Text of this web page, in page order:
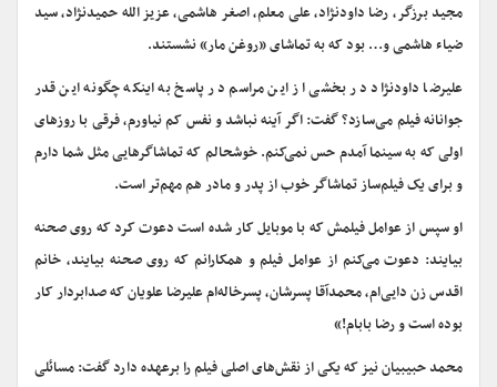
مجید برزگر، رضا داودنژاد، علی معلم، اصغر هاشمی، عزیز الله حمیدنژاد، سید
ضیاء هاشمی و… بود که به تماشای «روغن مار» نشستند.
علیرضا داودنژاد در بخشی از این مراسم در پاسخ به اینکه چگونه این قدر
جوانانه فیلم می‌سازد؟ گفت: اگر آینه نباشد و نفس کم نیاورم، فرقی با روزهای
اولی که به سینما آمدم حس نمی‌کنم. خوشحالم که تماشاگرهایی مثل شما دارم
و برای یک فیلم‌ساز تماشاگر خوب از پدر و مادر هم مهم‌تر است.
او سپس از عوامل فیلمش که با موبایل کار شده است دعوت کرد که روی صحنه
بیایند: دعوت می‌کنم از عوامل فیلم و همکارانم که روی صحنه بیایند، خانم
اقدس زن دایی‌ام، محمدآقا پسرشان، پسرخاله‌ام علیرضا علویان که صدابردار کار
بوده است و رضا بابام!»
محمد حبیبیان نیز که یکی از نقش‌های اصلی فیلم را برعهده دارد گفت: مسائلی